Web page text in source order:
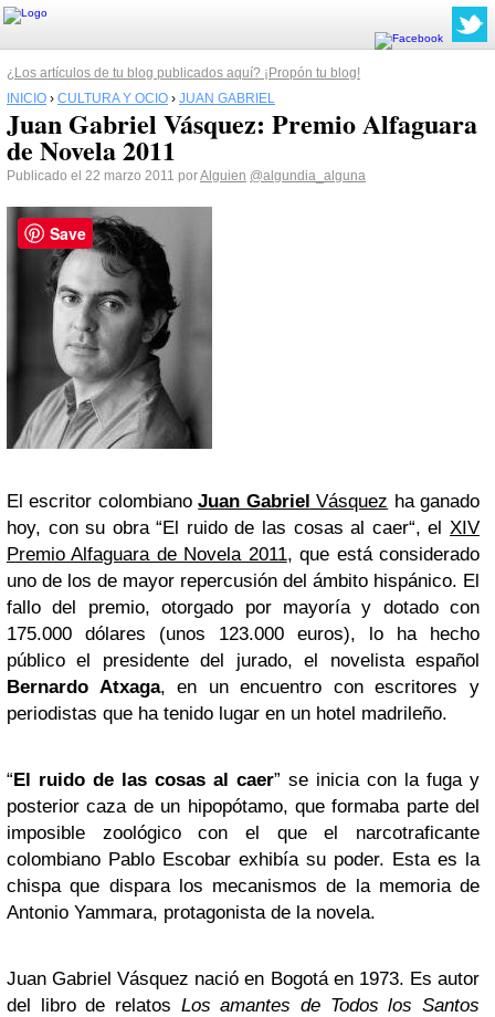
¿Los artículos de tu blog publicados aquí? ¡Propón tu blog!
INICIO › CULTURA Y OCIO › JUAN GABRIEL
Juan Gabriel Vásquez: Premio Alfaguara
de Novela 2011
Publicado el 22 marzo 2011 porAlguien @algundia_alguna
El escritor colombianoJuan Gabriel Vásquez ha ganado
hoy, con su obra “El ruido de las cosas al caer“, el XIV
Premio Alfaguara de Novela 2011, que está considerado
uno de los de mayor repercusión del ámbito hispánico. El
fallo del premio, otorgado por mayoría y dotado con
175.000 dólares (unos 123.000 euros), lo ha hecho
público el presidente del jurado, el novelista español
Bernardo Atxaga, en un encuentro con escritores y
periodistas que ha tenido lugar en un hotel madrileño.
“El ruido de las cosas al caer” se inicia con la fuga y
posterior caza de un hipopótamo, que formaba parte del
imposible zoológico con el que el narcotraficante
colombiano Pablo Escobar exhibía su poder. Esta es la
chispa que dispara los mecanismos de la memoria de
Antonio Yammara, protagonista de la novela.
Juan Gabriel Vásquez nació en Bogotá en 1973. Es autor
del libro de relatos Los amantes de Todos los Santos
Save